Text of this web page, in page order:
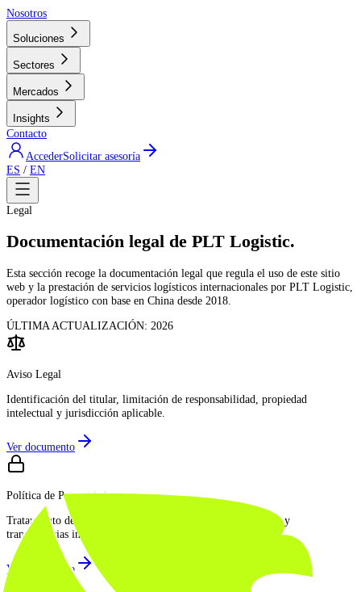
Nosotros
Soluciones
Sectores
Mercados
Insights
Contacto
AccederSolicitar asesoría
ES / EN
Legal
Documentación legal de PLT Logistic.
Esta sección recoge la documentación legal que regula el uso de este sitio
web y la prestación de servicios logísticos internacionales por PLT Logistic,
operador logístico con base en China desde 2018.
ÚLTIMA ACTUALIZACIÓN: 2026
Aviso Legal
Identificación del titular, limitación de responsabilidad, propiedad
intelectual y jurisdicción aplicable.
Ver documento
Política de Privacidad
Tratamiento de datos personales, derechos GDPR, base legal y
transferencias internacionales.
Ver documento